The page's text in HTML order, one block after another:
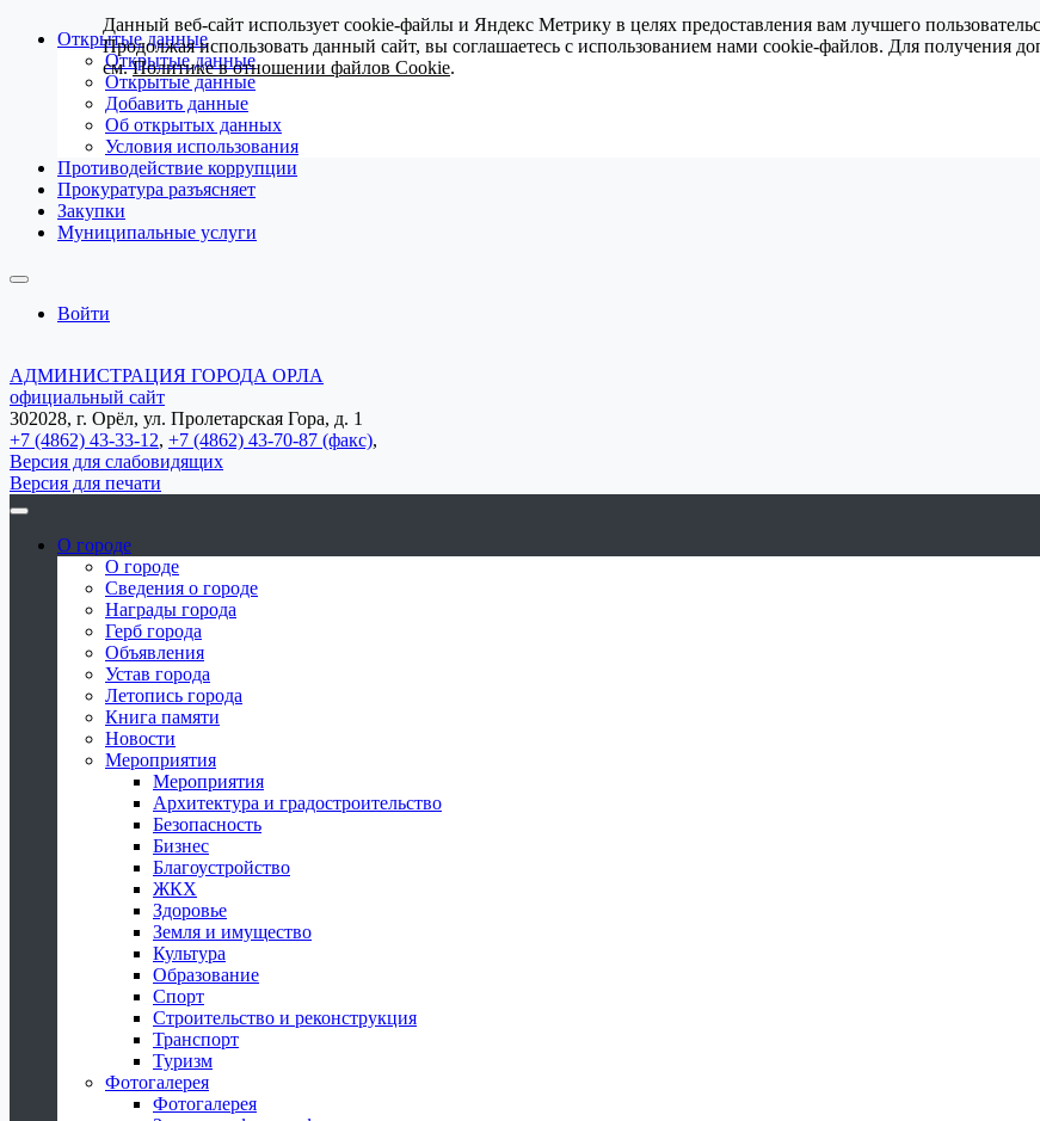
Открытые данные
Открытые данные
Открытые данные
Добавить данные
Об открытых данных
Условия использования
Противодействие коррупции
Прокуратура разъясняет
Закупки
Муниципальные услуги
Войти
АДМИНИСТРАЦИЯ ГОРОДА ОРЛА
официальный сайт
302028, г. Орёл, ул. Пролетарская Гора, д. 1
+7 (4862) 43-33-12, +7 (4862) 43-70-87 (факс),
Версия для слабовидящих
Версия для печати
О городе
О городе
Сведения о городе
Награды города
Герб города
Объявления
Устав города
Летопись города
Книга памяти
Новости
Мероприятия
Мероприятия
Архитектура и градостроительство
Безопасность
Бизнес
Благоустройство
ЖКХ
Здоровье
Земля и имущество
Культура
Образование
Спорт
Строительство и реконструкция
Транспорт
Туризм
Фотогалерея
Фотогалерея
Данный веб-сайт использует cookie-файлы и Яндекс Метрику в целях предоставления вам лучшего
Продолжая использовать данный сайт, вы соглашаетесь с использованием нами cookie-файлов. Для получения
см.Политике в отношении файлов Cookie.